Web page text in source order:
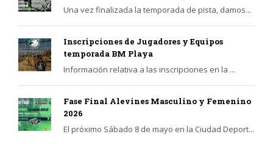
Una vez finalizada la temporada de pista, damos...
Inscripciones de Jugadores y Equipos
temporada BM Playa
Información relativa a las inscripciones en la ...
Fase Final Alevines Masculino y Femenino
2026
El próximo Sábado 8 de mayo en la Ciudad Deport...